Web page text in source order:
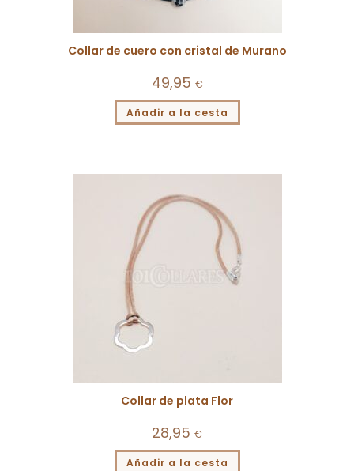
Collar de cuero con cristal de Murano
49,95 €
Añadir a la cesta
Collar de plata Flor
28,95 €
Añadir a la cesta